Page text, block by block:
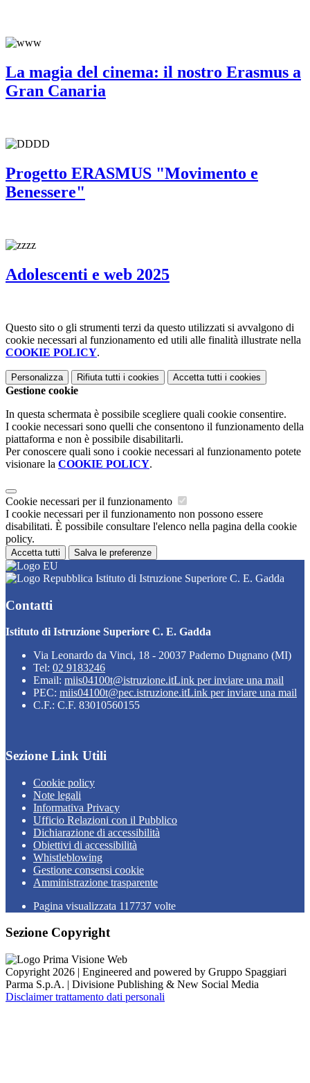
La magia del cinema: il nostro Erasmus a
Gran Canaria
Progetto ERASMUS "Movimento e
Benessere"
Adolescenti e web 2025
Questo sito o gli strumenti terzi da questo utilizzati si avvalgono di
cookie necessari al funzionamento ed utili alle finalità illustrate nella
COOKIE POLICY.
Personalizza Rifiuta tutti i cookies Accetta tutti i cookies
Gestione cookie
In questa schermata è possibile scegliere quali cookie consentire.
I cookie necessari sono quelli che consentono il funzionamento della
piattaforma e non è possibile disabilitarli.
Per conoscere quali sono i cookie necessari al funzionamento potete
visionare la COOKIE POLICY.
Cookie necessari per il funzionamento
I cookie necessari per il funzionamento non possono essere
disabilitati. È possibile consultare l'elenco nella pagina della cookie
policy.
Accetta tutti Salva le preferenze
Istituto di Istruzione Superiore C. E. Gadda
Contatti
Istituto di Istruzione Superiore C. E. Gadda
Via Leonardo da Vinci, 18 - 20037 Paderno Dugnano (MI)
Tel: 02 9183246
Email: miis04100t@istruzione.itLink per inviare una mail
PEC: miis04100t@pec.istruzione.itLink per inviare una mail
C.F.: C.F. 83010560155
Sezione Link Utili
Cookie policy
Note legali
Informativa Privacy
Ufficio Relazioni con il Pubblico
Dichiarazione di accessibilità
Obiettivi di accessibilità
Whistleblowing
Gestione consensi cookie
Amministrazione trasparente
Pagina visualizzata 117737 volte
Sezione Copyright
Copyright 2026 | Engineered and powered by Gruppo Spaggiari
Parma S.p.A. | Divisione Publishing & New Social Media
Disclaimer trattamento dati personali